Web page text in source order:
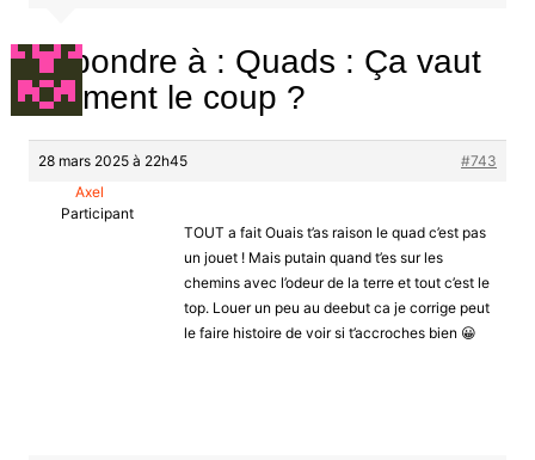
Répondre à : Quads : Ça vaut
vraiment le coup ?
28 mars 2025 à 22h45
#743
Axel
Participant
TOUT a fait Ouais t’as raison le quad c’est pas
un jouet ! Mais putain quand t’es sur les
chemins avec l’odeur de la terre et tout c’est le
top. Louer un peu au deebut ca je corrige peut
le faire histoire de voir si t’accroches bien 😀